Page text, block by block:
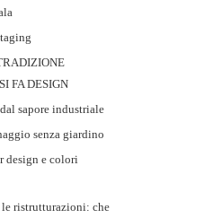
FA DESIGN
sapore industriale
senza giardino
design e colori
ristrutturazioni: che